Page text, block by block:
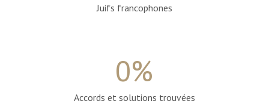
Juifs francophones
0%
Accords et solutions trouvées